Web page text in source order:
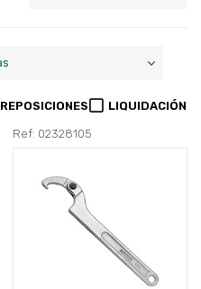
REPOSICIONES LIQUIDACIÓN
Ref: 02328105